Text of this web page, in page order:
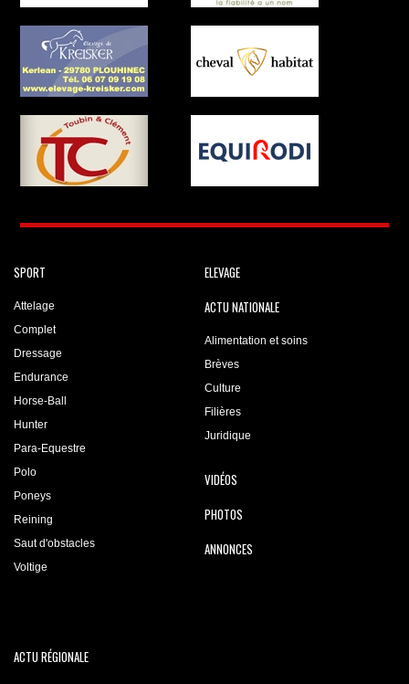
SPORT
Attelage
Complet
Dressage
Endurance
Horse-Ball
Hunter
Para-Equestre
Polo
Poneys
Reining
Saut d'obstacles
Voltige
ELEVAGE
ACTU NATIONALE
Alimentation et soins
Brèves
Culture
Filières
Juridique
VIDÉOS
PHOTOS
ANNONCES
ACTU RÉGIONALE